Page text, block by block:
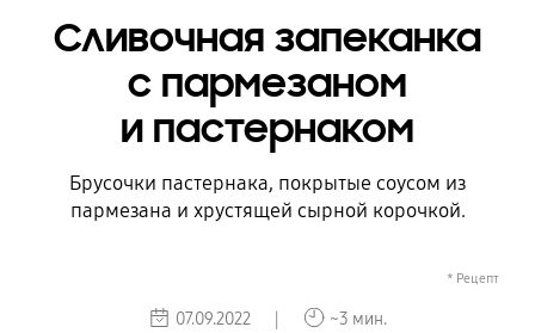
Сливочная запеканка
с пармезаном
и пастернаком
Брусочки пастернака, покрытые соусом из
пармезана и хрустящей сырной корочкой.
* Рецепт
07.09.2022 | ~3 мин.